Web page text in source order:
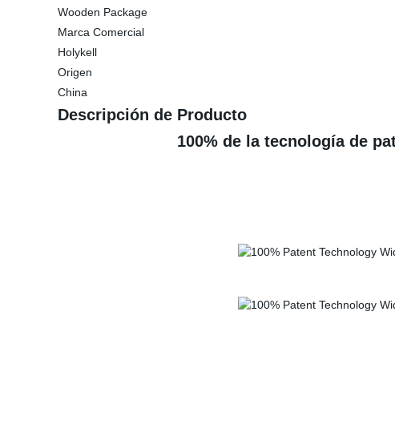
Wooden Package
Marca Comercial
Holykell
Origen
China
Descripción de Producto
100% de la tecnología de